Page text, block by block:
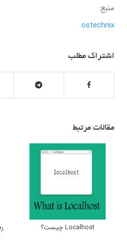
منبع:
ostechnix
اشتراک مطلب
مقالات مرتبط
Localhost چیست؟